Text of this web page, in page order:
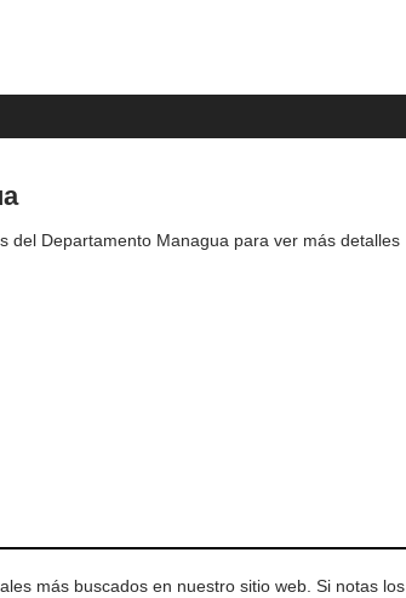
del Departamento Managua para ver más detalles
más buscados en nuestro sitio web. Si notas los